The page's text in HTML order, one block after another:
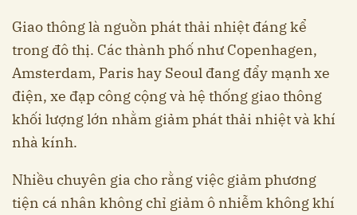
Giao thông là nguồn phát thải nhiệt đáng kể
trong đô thị. Các thành phố như Copenhagen,
Amsterdam, Paris hay Seoul đang đẩy mạnh xe
điện, xe đạp công cộng và hệ thống giao thông
khối lượng lớn nhằm giảm phát thải nhiệt và khí
nhà kính.
Nhiều chuyên gia cho rằng việc giảm phương
tiện cá nhân không chỉ giảm ô nhiễm không khí